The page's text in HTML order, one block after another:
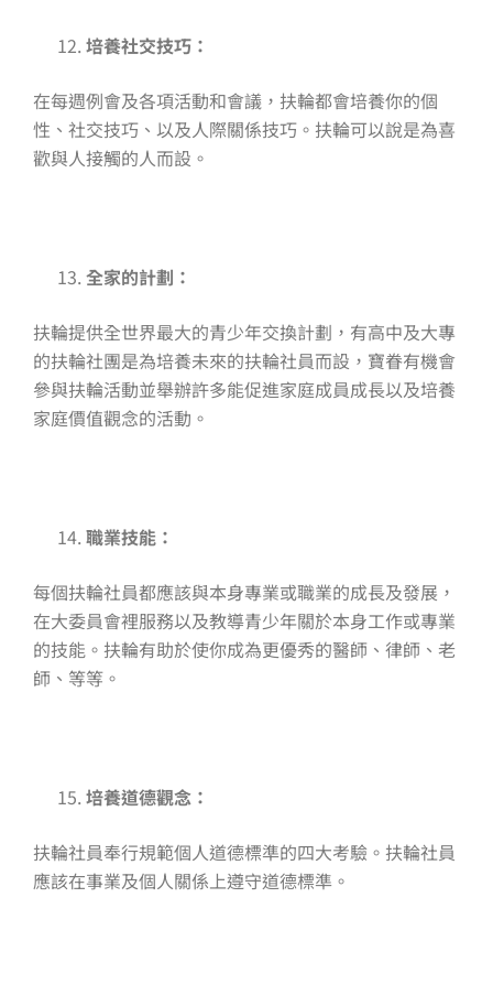
培養社交技巧：
在每週例會及各項活動和會議，扶輪都會培養你的個
性、社交技巧、以及人際關係技巧。扶輪可以說是為喜
歡與人接觸的人而設。
全家的計劃：
扶輪提供全世界最大的青少年交換計劃，有高中及大專
的扶輪社團是為培養未來的扶輪社員而設，寶眷有機會
參與扶輪活動並舉辦許多能促進家庭成員成長以及培養
家庭價值觀念的活動。
職業技能：
每個扶輪社員都應該與本身專業或職業的成長及發展，
在大委員會裡服務以及教導青少年關於本身工作或專業
的技能。扶輪有助於使你成為更優秀的醫師、律師、老
師、等等。
培養道德觀念：
扶輪社員奉行規範個人道德標準的四大考驗。扶輪社員
應該在事業及個人關係上遵守道德標準。